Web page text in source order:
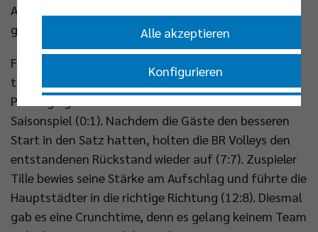
Aus, aber durch den Aufschlagfehler der Dachauer
gelang der Satzgewinn im zweiten Anlauf (25:12).
Für den ersten Aufschlag des zweiten Durchgangs
trat die Nummer 21 an die Aufschlaglinie, der erste
Punkt ging dennoch an den ASV in seinem letzten
Saisonspiel (0:1). Nachdem die Gäste den besseren
Start in den Satz hatten, holten die BR Volleys den
entstandenen Rückstand wieder auf (7:7). Zuspieler
Tille bewies seine Stärke am Aufschlag und führte die
Hauptstädter in die richtige Richtung (12:8). Diesmal
gab es eine Crunchtime, denn es gelang keinem Team
Alle akzeptieren
Konfigurieren
Nur essenzielle Cookies akzeptieren
Impressum|Datenschutzerklärung